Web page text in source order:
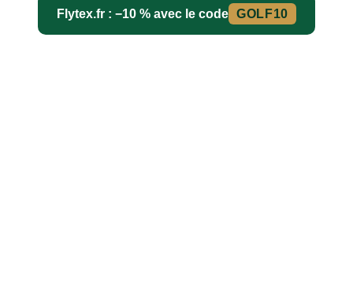
Flytex.fr : −10 % avec le code GOLF10